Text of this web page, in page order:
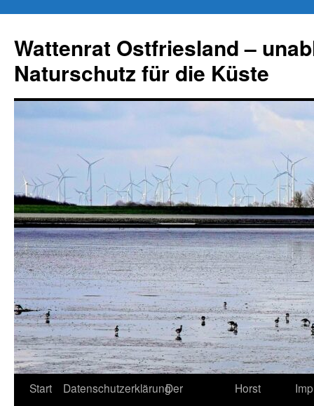
springen
Wattenrat Ostfriesland –
Naturschutz für die Küste
Start DatenschutzerklärungDer
Horst